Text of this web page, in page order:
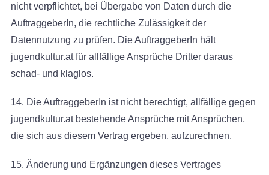
nicht verpflichtet, bei Übergabe von Daten durch die
AuftraggeberIn, die rechtliche Zulässigkeit der
Datennutzung zu prüfen. Die AuftraggeberIn hält
jugendkultur.at für allfällige Ansprüche Dritter daraus
schad- und klaglos.
14. Die AuftraggeberIn ist nicht berechtigt, allfällige gegen
jugendkultur.at bestehende Ansprüche mit Ansprüchen,
die sich aus diesem Vertrag ergeben, aufzurechnen.
15. Änderung und Ergänzungen dieses Vertrages